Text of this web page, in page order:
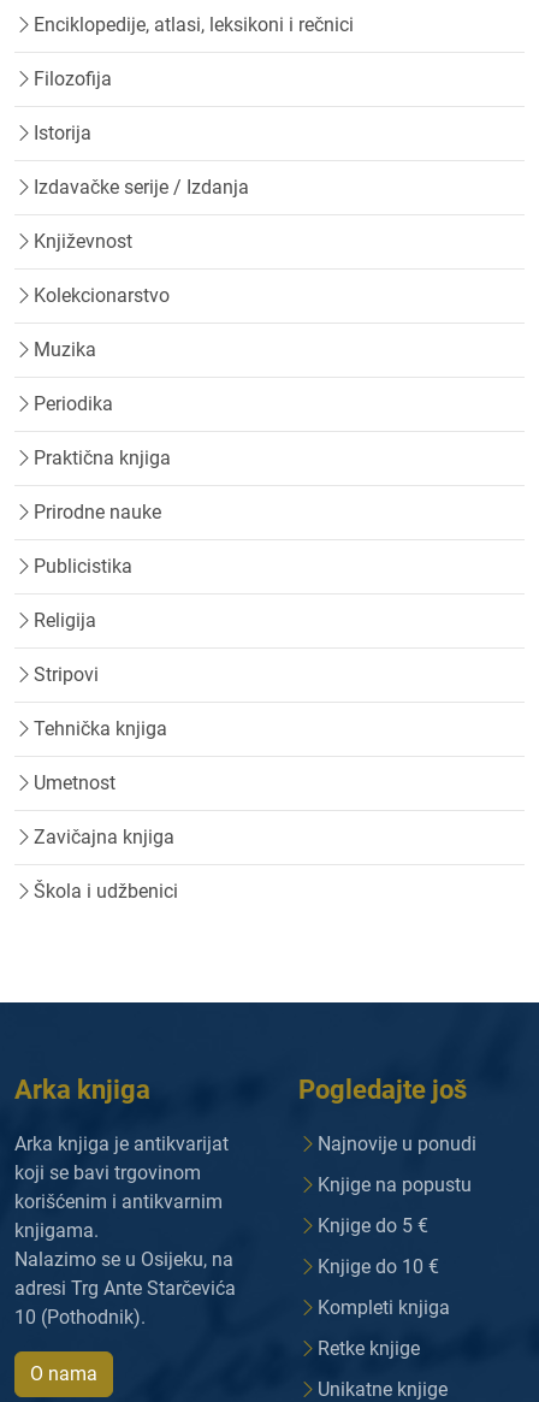
Enciklopedije, atlasi, leksikoni i rečnici
Filozofija
Istorija
Izdavačke serije / Izdanja
Književnost
Kolekcionarstvo
Muzika
Periodika
Praktična knjiga
Prirodne nauke
Publicistika
Religija
Stripovi
Tehnička knjiga
Umetnost
Zavičajna knjiga
Škola i udžbenici
Arka knjiga
Arka knjiga je antikvarijat
koji se bavi trgovinom
korišćenim i antikvarnim
knjigama.
Nalazimo se u Osijeku, na
adresi Trg Ante Starčevića
10 (Pothodnik).
O nama
Pogledajte još
Najnovije u ponudi
Knjige na popustu
Knjige do 5 €
Knjige do 10 €
Kompleti knjiga
Retke knjige
Unikatne knjige